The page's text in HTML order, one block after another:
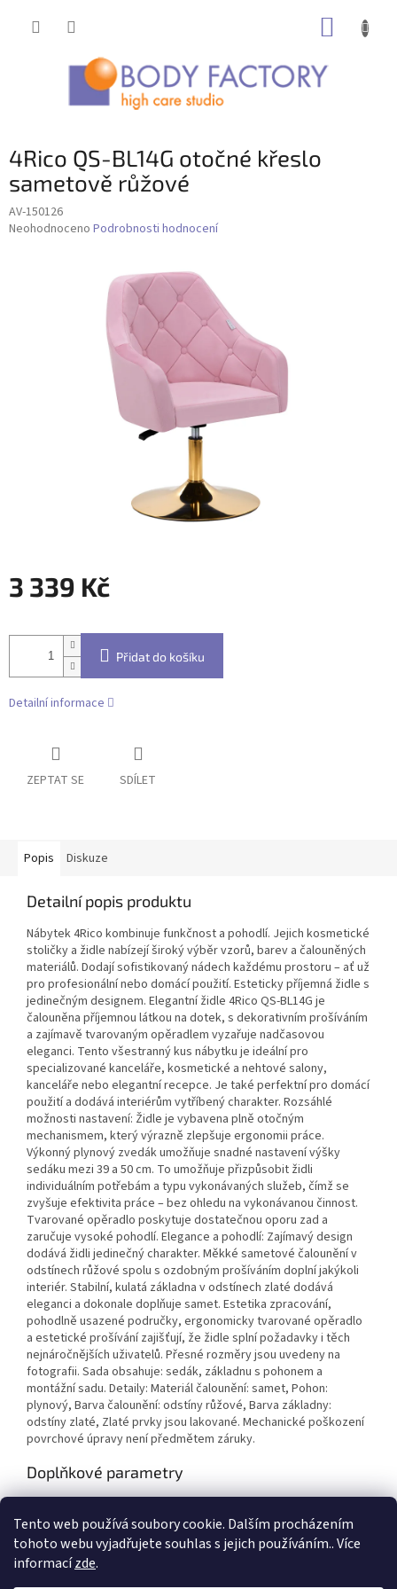
Tento web používá soubory cookie. Dalším procházením
tohoto webu vyjadřujete souhlas s jejich používáním.. Více
informacízde.
4Rico QS-BL14G otočné křeslo
sametově růžové
AV-150126
Průměrné
Neohodnoceno Podrobnosti hodnocení
3 339 Kč
cena:
Přidat do košíku
Detailní informace
ZEPTAT SE SDÍLET
Popis Diskuze
Detailní popis produktu
Nábytek 4Rico kombinuje funkčnost a pohodlí. Jejich kosmetické
stoličky a židle nabízejí široký výběr vzorů, barev a čalouněných
materiálů. Dodají sofistikovaný nádech každému prostoru – ať už
pro profesionální nebo domácí použití. Esteticky příjemná židle s
jedinečným designem. Elegantní židle 4Rico QS-BL14G je
čalouněna příjemnou látkou na dotek, s dekorativním prošíváním
a zajímavě tvarovaným opěradlem vyzařuje nadčasovou
eleganci. Tento všestranný kus nábytku je ideální pro
specializované kanceláře, kosmetické a nehtové salony,
kanceláře nebo elegantní recepce. Je také perfektní pro domácí
použití a dodává interiérům vytříbený charakter. Rozsáhlé
možnosti nastavení: Židle je vybavena plně otočným
mechanismem, který výrazně zlepšuje ergonomii práce.
Výkonný plynový zvedák umožňuje snadné nastavení výšky
sedáku mezi 39 a 50 cm. To umožňuje přizpůsobit židli
individuálním potřebám a typu vykonávaných služeb, čímž se
zvyšuje efektivita práce – bez ohledu na vykonávanou činnost.
Tvarované opěradlo poskytuje dostatečnou oporu zad a
zaručuje vysoké pohodlí. Elegance a pohodlí: Zajímavý design
dodává židli jedinečný charakter. Měkké sametové čalounění v
odstínech růžové spolu s ozdobným prošíváním doplní jakýkoli
interiér. Stabilní, kulatá základna v odstínech zlaté dodává
eleganci a dokonale doplňuje samet. Estetika zpracování,
pohodlně usazené područky, ergonomicky tvarované opěradlo
a estetické prošívání zajišťují, že židle splní požadavky i těch
nejnáročnějších uživatelů. Přesné rozměry jsou uvedeny na
fotografii. Sada obsahuje: sedák, základnu s pohonem a
montážní sadu. Detaily: Materiál čalounění: samet, Pohon:
plynový, Barva čalounění: odstíny růžové, Barva základny:
odstíny zlaté, Zlaté prvky jsou lakované. Mechanické poškození
povrchové úpravy není předmětem záruky.
Doplňkové parametry
EAN: 5906717461033